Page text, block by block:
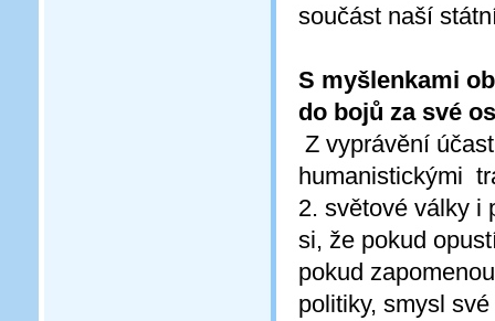
součást naší
S myšlenkami
do bojů za své
Z vyprávění
humanistickými
2. světové války i
si, že pokud
pokud
politiky, smysl